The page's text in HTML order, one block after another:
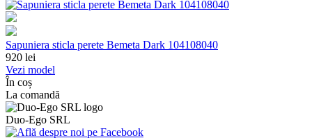
Sapuniera sticla perete Bemeta Dark 104108040
920 lei
Vezi model
În coș
La comandă
Duo-Ego SRL